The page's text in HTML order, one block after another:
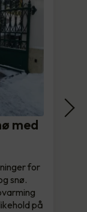
med
for
snø.
på